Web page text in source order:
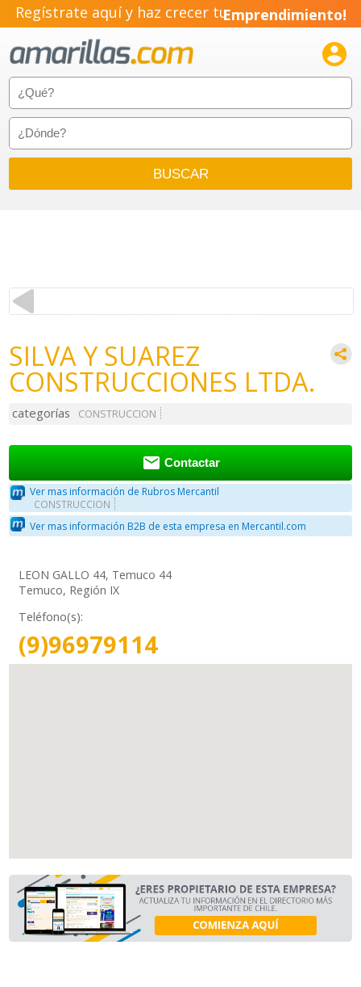
Regístrate aquí y haz crecer tu
Emprendimiento!

SILVA Y SUAREZ
CONSTRUCCIONES LTDA.
categorías CONSTRUCCION
 Contactar
Ver mas información de Rubros Mercantil
CONSTRUCCION
Ver mas información B2B de esta empresa en Mercantil.com
LEON GALLO 44, Temuco 44
Temuco, Región IX
Teléfono(s):
(9)96979114